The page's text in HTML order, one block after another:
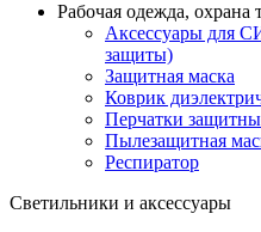
Рабочая одежда, охрана
Аксессуары для
защиты)
Защитная маска
Коврик
Перчатки
Пылезащитная
Респиратор
Светильники и аксессуары